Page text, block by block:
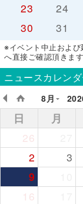
23
24
30
31
※イベント中止およ
へ直接ご確認頂きま
ニュースカレン
8月
日 月
26
2
3
9
16